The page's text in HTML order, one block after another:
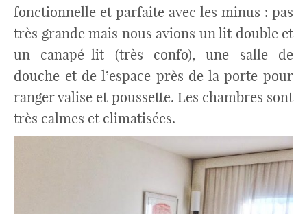
fonctionnelle et parfaite avec les minus : pas
très grande mais nous avions un lit double et
un canapé-lit (très confo), une salle de
douche et de l’espace près de la porte pour
ranger valise et poussette. Les chambres sont
très calmes et climatisées.